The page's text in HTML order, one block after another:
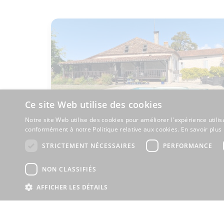
Maison 500 000 €
Saint-Romain, Charente (16)
Chambre RdC
Ce site Web utilise des cookies
Notre site Web utilise des cookies pour améliorer l'expérience
conformément à notre Politique relative aux cookies. En savoir plus
STRICTEMENT NÉCESSAIRES
PERFORMANCE
NON CLASSIFIÉS
AFFICHER LES DÉTAILS